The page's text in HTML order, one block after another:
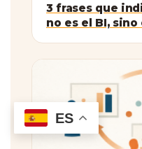
3 frases que
no es el BI,
ES